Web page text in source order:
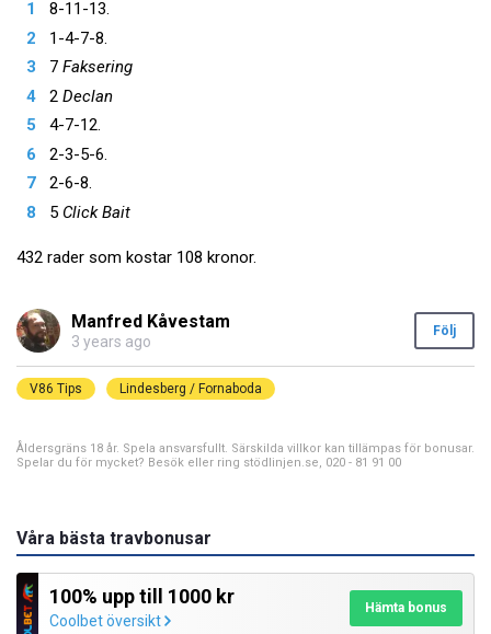
8-11-13.
1-4-7-8.
7 Faksering
2 Declan
4-7-12.
2-3-5-6.
2-6-8.
5 Click Bait
432 rader som kostar 108 kronor.
Manfred Kåvestam
3 years ago
Följ
V86 Tips Lindesberg / Fornaboda
Åldersgräns 18 år. Spela ansvarsfullt. Särskilda villkor kan tillämpas för bonusar.
Spelar du för mycket? Besök eller ring stödlinjen.se, 020 - 81 91 00
Våra bästa travbonusar
100% upp till 1000 kr
Coolbet översikt
Hämta bonus